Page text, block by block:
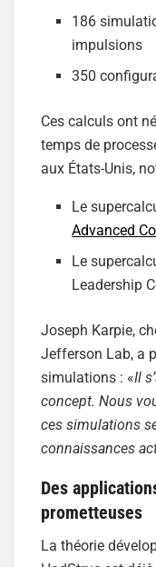
186
impulsions
350
Ces calculs ont
temps de
aux États-Unis,
Le
Advanced
Le
Leadership
Joseph Karpie,
Jefferson Lab, a
simulations : «Il
concept. Nous
ces simulations
connaissances
Des
prometteuses
La théorie